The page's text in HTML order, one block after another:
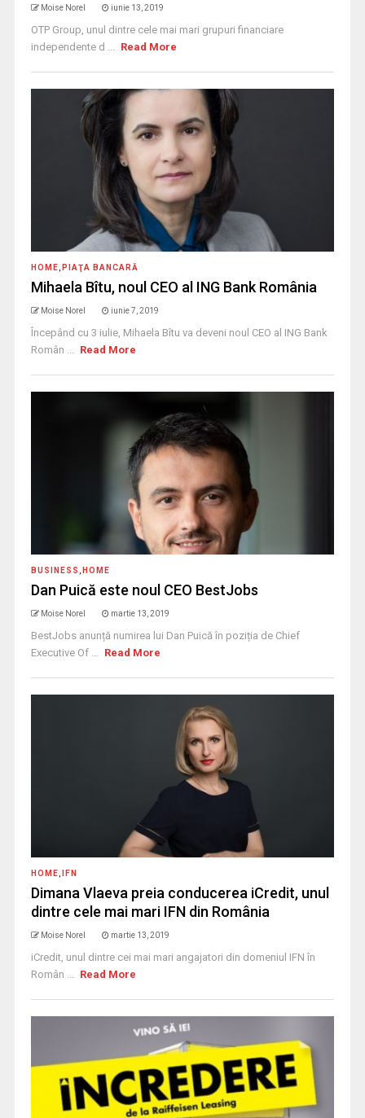
Moise Norel iunie 13, 2019
OTP Group, unul dintre cele mai mari grupuri financiare
independente d ... Read More
HOME PIAŢA BANCARĂ
Mihaela Bîtu, noul CEO al ING Bank România
Moise Norel iunie 7, 2019
Începând cu 3 iulie, Mihaela Bîtu va deveni noul CEO al ING Bank
Român ... Read More
BUSINESS HOME
Dan Puică este noul CEO BestJobs
Moise Norel martie 13, 2019
BestJobs anunță numirea lui Dan Puică în poziția de Chief
Executive Of ... Read More
HOME IFN
Dimana Vlaeva preia conducerea iCredit, unul
dintre cele mai mari IFN din România
Moise Norel martie 13, 2019
iCredit, unul dintre cei mai mari angajatori din domeniul IFN în
Român ... Read More